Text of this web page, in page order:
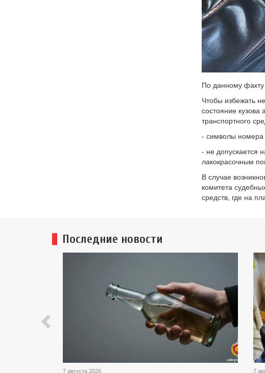
По данному факту
Чтобы избежать
состояние
транспортного
- символы номера
- не допускается
лакокрасочным
В случае
комитета
средств, где на
Последние новости
7 августа 2026 7